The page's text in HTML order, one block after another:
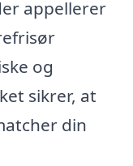
appellerer
og
sikrer, at
din